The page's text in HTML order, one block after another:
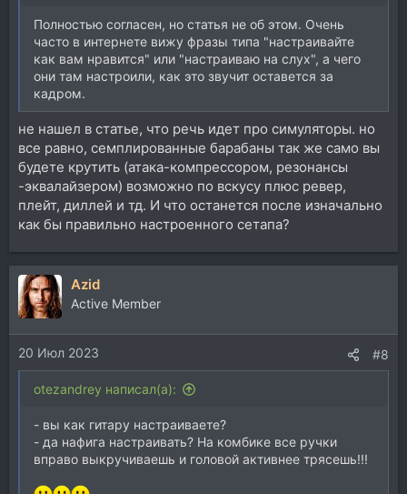
Полностью согласен, но статья не об этом. Очень
часто в интернете вижу фразы типа "настраивайте
как вам нравится" или "настраиваю на слух", а чего
они там настроили, как это звучит оставется за
кадром.
не нашел в статье, что речь идет про симуляторы. но
все равно, семплированные барабаны так же само вы
будете крутить (атака-компрессором, резонансы
-эквалайзером) возможно по вскусу плюс ревер,
плейт, диллей и тд. И что останется после изначально
как бы правильно настроенного сетапа?
Azid
Active Member
20 Июл 2023 #8
otezandrey написал(а):
- вы как гитару настраиваете?
- да нафига настраивать? На комбике все ручки
вправо выкручиваешь и головой активнее трясешь!!!